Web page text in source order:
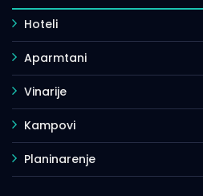
Hoteli
Aparmtani
Vinarije
Kampovi
Planinarenje